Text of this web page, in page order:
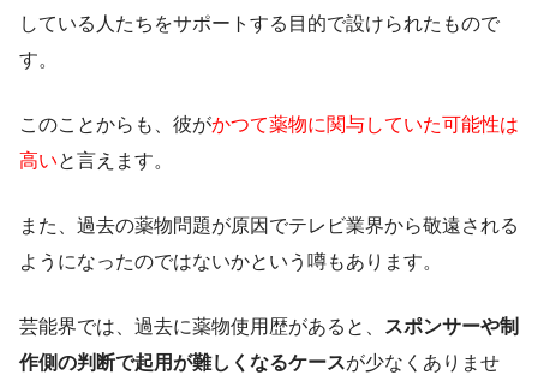
している人たちをサポートする目的で設けられたもので
す。
このことからも、彼がかつて薬物に関与していた可能性は
高いと言えます。
また、過去の薬物問題が原因でテレビ業界から敬遠される
ようになったのではないかという噂もあります。
芸能界では、過去に薬物使用歴があると、
スポンサーや制
作側の判断で起用が難しくなるケースが少なくありませ